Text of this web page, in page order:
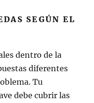
SEGÚN EL
dentro de la
diferentes
Tu
debe cubrir las